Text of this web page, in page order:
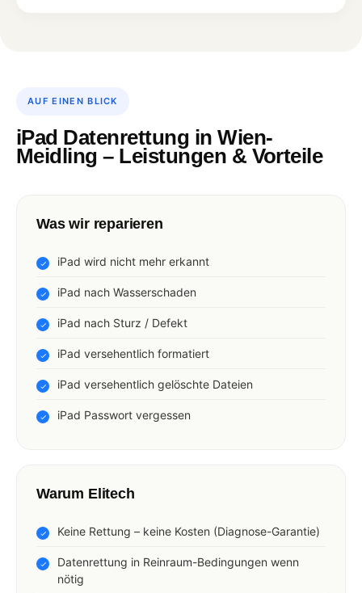
AUF EINEN BLICK
iPad Datenrettung in Wien-
Meidling – Leistungen & Vorteile
Was wir reparieren
iPad wird nicht mehr erkannt
iPad nach Wasserschaden
iPad nach Sturz / Defekt
iPad versehentlich formatiert
iPad versehentlich gelöschte Dateien
iPad Passwort vergessen
Warum Elitech
Keine Rettung – keine Kosten (Diagnose-Garantie)
Datenrettung in Reinraum-Bedingungen wenn
nötig